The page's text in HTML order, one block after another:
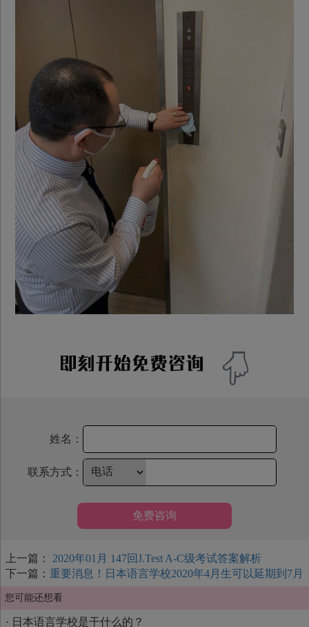
姓名：
联系方式：
免费咨询
上一篇：
2020年01月 147回J.Test A-C级考试答案解析
下一篇： 重要消息！日本语言学校2020年4月生可以延期到7月
您可能还想看
· 日本语言学校是干什么的？